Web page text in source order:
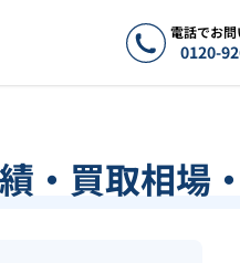
電話でお
0120-
・買取相場